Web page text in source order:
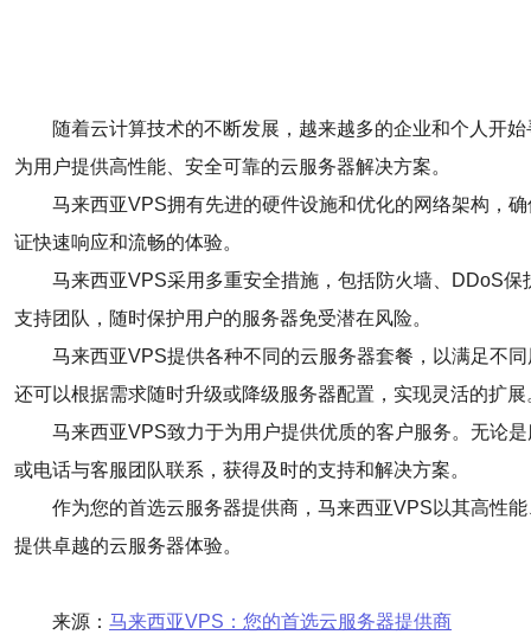
随着云计算技术的不断发展，越来越多的企业和个人开
为用户提供高性能、安全可靠的云服务器解决方案。
马来西亚VPS拥有先进的硬件设施和优化的网络架构，
证快速响应和流畅的体验。
马来西亚VPS采用多重安全措施，包括防火墙、DDoS
支持团队，随时保护用户的服务器免受潜在风险。
马来西亚VPS提供各种不同的云服务器套餐，以满足不
还可以根据需求随时升级或降级服务器配置，实现灵活的扩展
马来西亚VPS致力于为用户提供优质的客户服务。无论
或电话与客服团队联系，获得及时的支持和解决方案。
作为您的首选云服务器提供商，马来西亚VPS以其高性
提供卓越的云服务器体验。
来源： 马来西亚VPS：您的首选云服务器提供商